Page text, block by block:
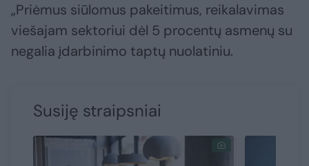
„Priėmus siūlomus pakeitimus, reikalavimas
viešajam sektoriui dėl 5 procentų asmenų su
negalia įdarbinimo taptų nuolatiniu.
Susiję straipsniai